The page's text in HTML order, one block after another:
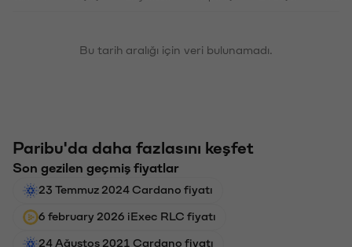
Bu tarih aralığı için veri bulunamadı.
Paribu'da daha fazlasını keşfet
Son gezilen geçmiş fiyatlar
23 Temmuz 2024 Cardano fiyatı
6 february 2026 iExec RLC fiyatı
24 Ağustos 2021 Cardano fiyatı